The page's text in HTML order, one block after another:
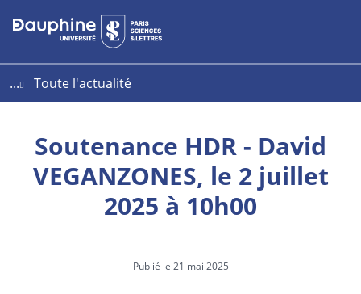
Aller
au
Aller
au
Plan
du
...
Toute l'actualité
Soutenance HDR - David
VEGANZONES, le 2 juillet
2025 à 10h00
Publié le 21 mai 2025